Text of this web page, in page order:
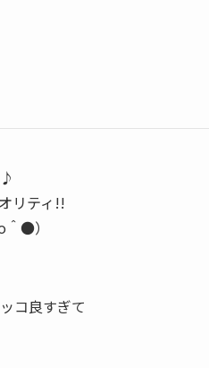
リティ!!
●）
コ良すぎて